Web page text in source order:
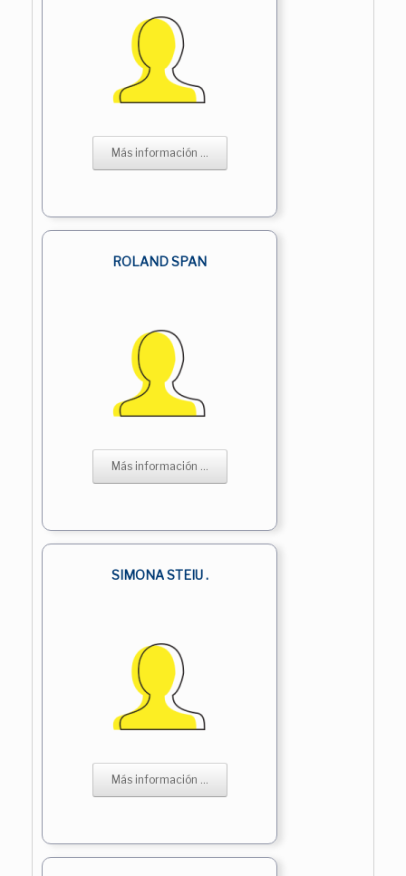
Más información ...
ROLAND SPAN
Más información ...
SIMONA STEIU .
Más información ...